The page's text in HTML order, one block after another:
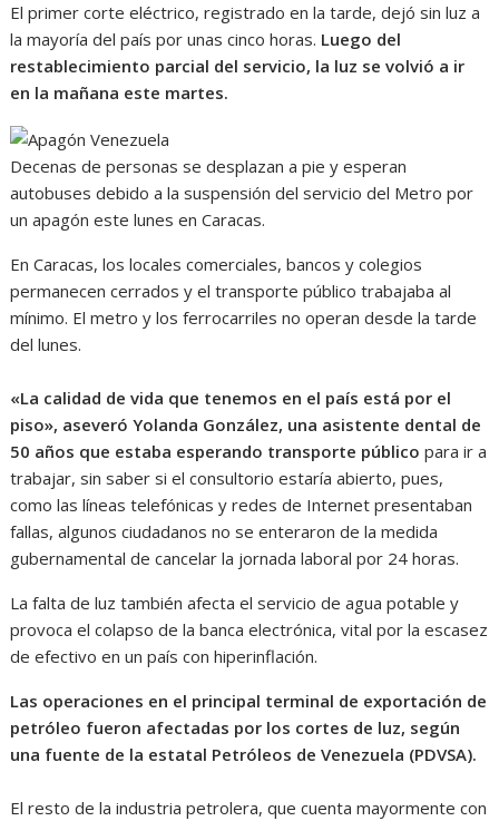
El primer corte eléctrico, registrado en la tarde, dejó sin luz a
la mayoría del país por unas cinco horas. Luego del
restablecimiento parcial del servicio, la luz se volvió a ir
en la mañana este martes.
Decenas de personas se desplazan a pie y esperan
autobuses debido a la suspensión del servicio del Metro por
un apagón este lunes en Caracas.
En Caracas, los locales comerciales, bancos y colegios
permanecen cerrados y el transporte público trabajaba al
mínimo. El metro y los ferrocarriles no operan desde la tarde
del lunes.
«La calidad de vida que tenemos en el país está por el
piso», aseveró Yolanda González, una asistente dental de
50 años que estaba esperando transporte público para ir a
trabajar, sin saber si el consultorio estaría abierto, pues,
como las líneas telefónicas y redes de Internet presentaban
fallas, algunos ciudadanos no se enteraron de la medida
gubernamental de cancelar la jornada laboral por 24 horas.
La falta de luz también afecta el servicio de agua potable y
provoca el colapso de la banca electrónica, vital por la escasez
de efectivo en un país con hiperinflación.
Las operaciones en el principal terminal de exportación de
petróleo fueron afectadas por los cortes de luz, según
una fuente de la estatal Petróleos de Venezuela (PDVSA).
El resto de la industria petrolera, que cuenta mayormente con